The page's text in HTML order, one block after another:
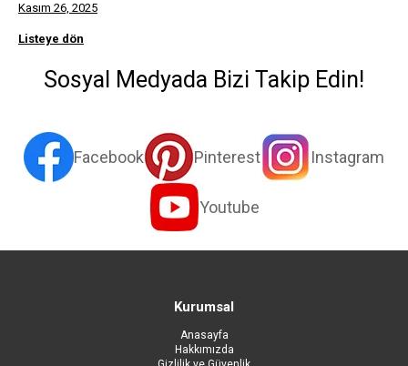
Kasım 26, 2025
Listeye dön
Sosyal Medyada Bizi Takip Edin!
Facebook Pinterest Instagram
Youtube
Kurumsal
Anasayfa
Hakkımızda